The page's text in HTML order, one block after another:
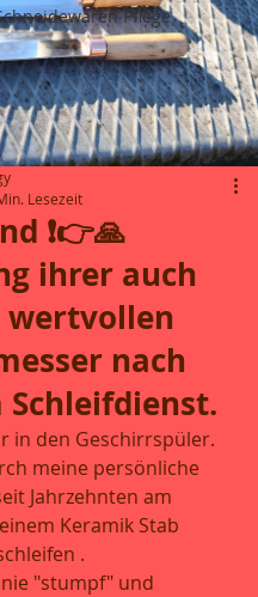
Pflege
❗👉🙏
ihrer auch
wertvollen
nach
Lesezeit
in den Geschirrspüler.
meine persönliche
Jahrzehnten am
Keramik Stab
.
"stumpf" und